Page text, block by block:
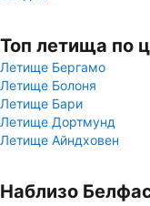
Топ летища по
Летище Бергамо
Летище Болоня
Летище Бари
Летище Дортмунд
Летище Айндховен
Наблизо